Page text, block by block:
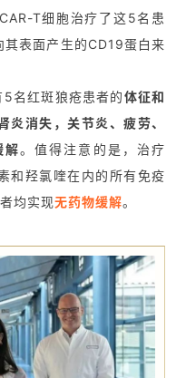
T细胞治疗了这5名患
表面产生的CD19蛋白来
名红斑狼疮患者的体征和
炎消失，关节炎、疲劳、
解。值得注意的是，治疗
和羟氯喹在内的所有免疫
均实现无药物缓解。